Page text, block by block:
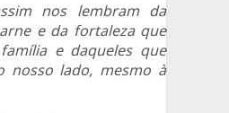
nos lembram da
e da fortaleza que
e daqueles que
nosso lado, mesmo à